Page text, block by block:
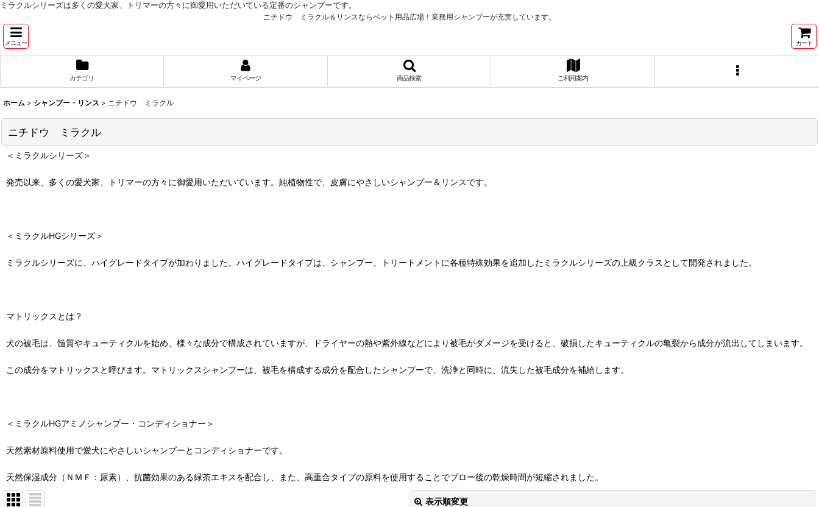
ミラクルシリーズは多くの愛犬家、トリマーの方々に御愛用いただいている定番のシャンプーです。
ニチドウ ミラクル＆リンスならペット用品広場！業務用シャンプーが充実しています。
メニュー カート
カテゴリ マイページ 商品検索 ご利用案内
ホーム > シャンプー・リンス > ニチドウ ミラクル
ニチドウ ミラクル
＜ミラクルシリーズ＞
発売以来、多くの愛犬家、トリマーの方々に御愛用いただいています。純植物性で、皮膚にやさしいシャンプー＆リンスです。
＜ミラクルHGシリーズ＞
ミラクルシリーズに、ハイグレードタイプが加わりました。ハイグレードタイプは、シャンプー、トリートメントに各種特殊効果を追加したミラクルシリーズの上級クラスとして開発されました。
マトリックスとは？
犬の被毛は、髄質やキューティクルを始め、様々な成分で構成されていますが、ドライヤーの熱や紫外線などにより被毛がダメージを受けると、破損したキューティクルの亀裂から成分が流出してしまいます。
この成分をマトリックスと呼びます。マトリックスシャンプーは、被毛を構成する成分を配合したシャンプーで、洗浄と同時に、流失した被毛成分を補給します。
＜ミラクルHGアミノシャンプー・コンディショナー＞
天然素材原料使用で愛犬にやさしいシャンプーとコンディショナーです。
天然保湿成分（ＮＭＦ：尿素）、抗菌効果のある緑茶エキスを配合し、また、高重合タイプの原料を使用することでブロー後の乾燥時間が短縮されました。
表示順変更